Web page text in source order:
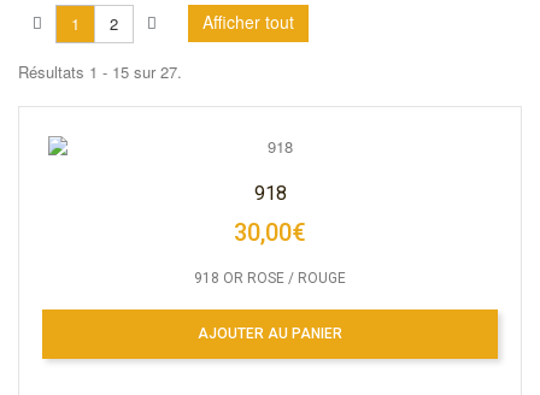
Afficher tout
1 2
Résultats 1 - 15 sur 27.
918
30,00€
918 OR ROSE / ROUGE
AJOUTER AU PANIER